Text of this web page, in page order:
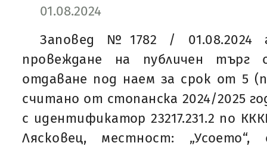
01.08.2024
Заповед №1782 / 01.08.2024
провеждане на публичен търг
отдаване под наем за срок от 5
считано от стопанска 2024/2025
с идентификатор 23217.231.2 по
Лясковец, местност: